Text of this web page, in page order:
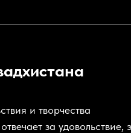
и творчества
за удовольствие,